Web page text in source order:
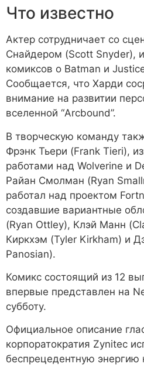
Что известно
Актер сотрудничает со
Снайдером (Scott Snyder),
комиксов о Batman и
Сообщается, что Харди
внимание на развитии
вселенной “Arcbound”.
В творческую команду
Фрэнк Тьери (Frank Tieri),
работами над Wolverine и
Райан Смолман (Ryan
работал над проектом
создавшие вариантные
(Ryan Ottley), Клэй Манн
Киркхэм (Tyler Kirkham) и
Panosian).
Комикс состоящий из 12
впервые представлен на
субботу.
Официальное описание
корпоратократия Zynitec
беспрецедентную энергию